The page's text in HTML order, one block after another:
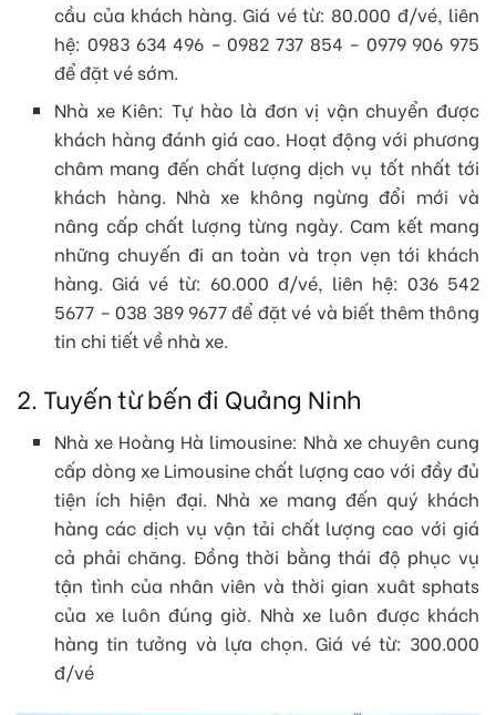
cầu của khách hàng. Giá vé từ: 80.000 đ/vé, liên
hệ: 0983 634 496 – 0982 737 854 – 0979 906 975
để đặt vé sớm.
Nhà xe Kiên: Tự hào là đơn vị vận chuyển được
khách hàng đánh giá cao. Hoạt động với phương
châm mang đến chất lượng dịch vụ tốt nhất tới
khách hàng. Nhà xe không ngừng đổi mới và
nâng cấp chất lượng từng ngày. Cam kết mang
những chuyến đi an toàn và trọn vẹn tới khách
hàng. Giá vé từ: 60.000 đ/vé, liên hệ: 036 542
5677 – 038 389 9677 để đặt vé và biết thêm thông
tin chi tiết về nhà xe.
2. Tuyến từ bến đi Quảng Ninh
Nhà xe Hoàng Hà limousine: Nhà xe chuyên cung
cấp dòng xe Limousine chất lượng cao với đầy đủ
tiện ích hiện đại. Nhà xe mang đến quý khách
hàng các dịch vụ vận tải chất lượng cao với giá
cả phải chăng. Đồng thời bằng thái độ phục vụ
tận tình của nhân viên và thời gian xuât sphats
của xe luôn đúng giờ. Nhà xe luôn được khách
hàng tin tưởng và lựa chọn. Giá vé từ: 300.000
đ/vé